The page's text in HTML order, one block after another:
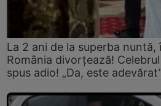
La 2 ani de la superba
România divorțează!
spus adio! „Da, este